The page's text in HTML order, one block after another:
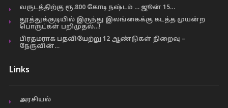
வருடத்திற்கு ரூ.800 கோடி நஷ்டம் … ஜூன் 15…
தூத்துக்குடியில் இருந்து இலங்கைக்கு கடத்த முயன்ற
பொருட்கள் பறிமுதல்…!
பிரதமராக பதவியேற்று 12 ஆண்டுகள் நிறைவு –
நேருவின்…
Links
அரசியல்